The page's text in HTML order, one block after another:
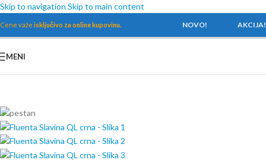
Skip to navigation Skip to main content
Cene važe isključivo za online kupovinu. NOVO! AKCIJA!
MENI